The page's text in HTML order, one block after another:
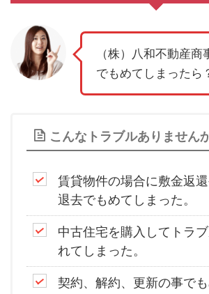
（株）八和不動産
でもめてしまったら
こんなトラブルありません
賃貸物件の場合に敷金返還
退去でもめてしまった。
中古住宅を購入してトラ
れてしまった。
契約、解約、更新の事で